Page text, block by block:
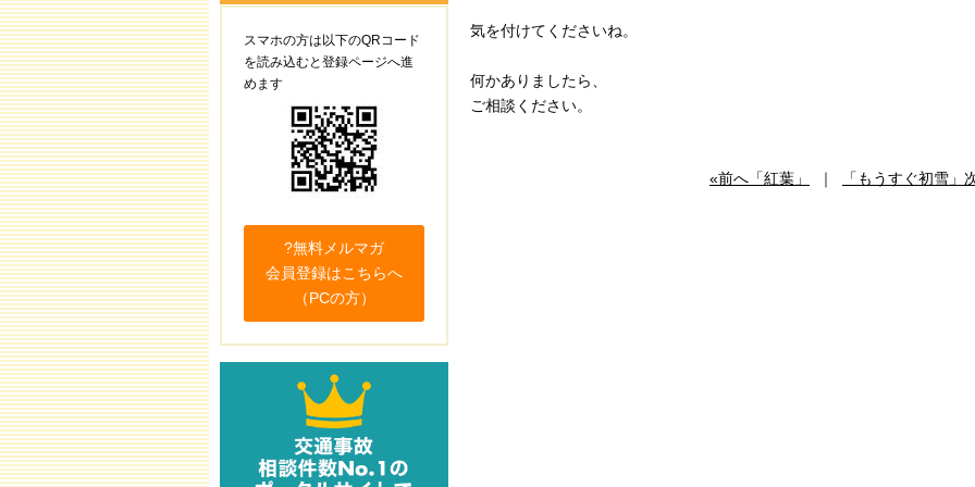
気を付けてくださいね。
何かありましたら、
ご相談ください。
«前へ「紅葉」 ｜ 「もうすぐ初雪」
記
スマホの方は以下のQRコード
を読み込むと登録ページへ進
めます
?無料メルマガ
会員登録はこちらへ
（PCの方）